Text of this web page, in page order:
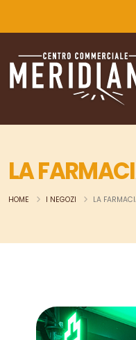
LA
HOME I NEGOZI LA